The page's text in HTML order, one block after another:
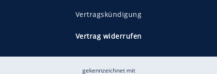
Vertragskündigung
Vertrag widerrufen
gekennzeichnet mit